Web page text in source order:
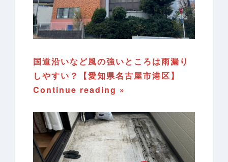
国道沿いなど風の強いところは雨漏り
しやすい？【愛知県名古屋市港区】
Continue reading »